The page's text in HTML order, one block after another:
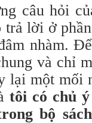
câu hỏi
trả lời ở
nhàm.
và chỉ
lại một mối
tôi có chủ
bộ